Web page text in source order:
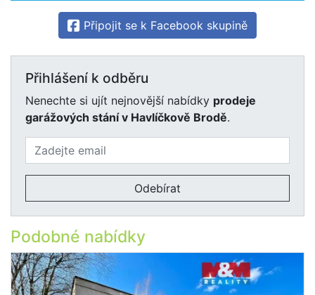
Připojit se k Facebook skupině
Přihlášení k odběru
Nenechte si ujít nejnovější nabídky prodeje
garážových stání v Havlíčkově Brodě.
Odebírat
Podobné nabídky